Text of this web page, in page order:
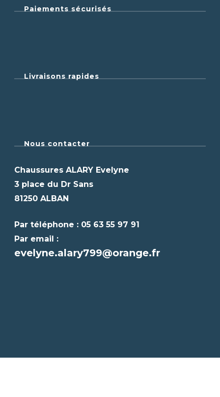
Paiements sécurisés
Livraisons rapides
Nous contacter
Chaussures ALARY Evelyne
3 place du Dr Sans
81250 ALBAN
Par téléphone : 05 63 55 97 91
Par email :
evelyne.alary799@orange.fr